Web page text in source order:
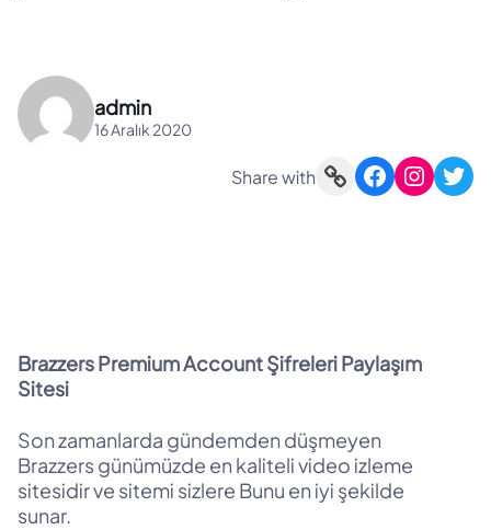
admin
16 Aralık 2020
Share with Link Facebook Instagram Twitter
Brazzers Premium Account Şifreleri Paylaşım
Sitesi
Son zamanlarda gündemden düşmeyen
Brazzers günümüzde en kaliteli video izleme
sitesidir ve sitemi sizlere Bunu en iyi şekilde
sunar.